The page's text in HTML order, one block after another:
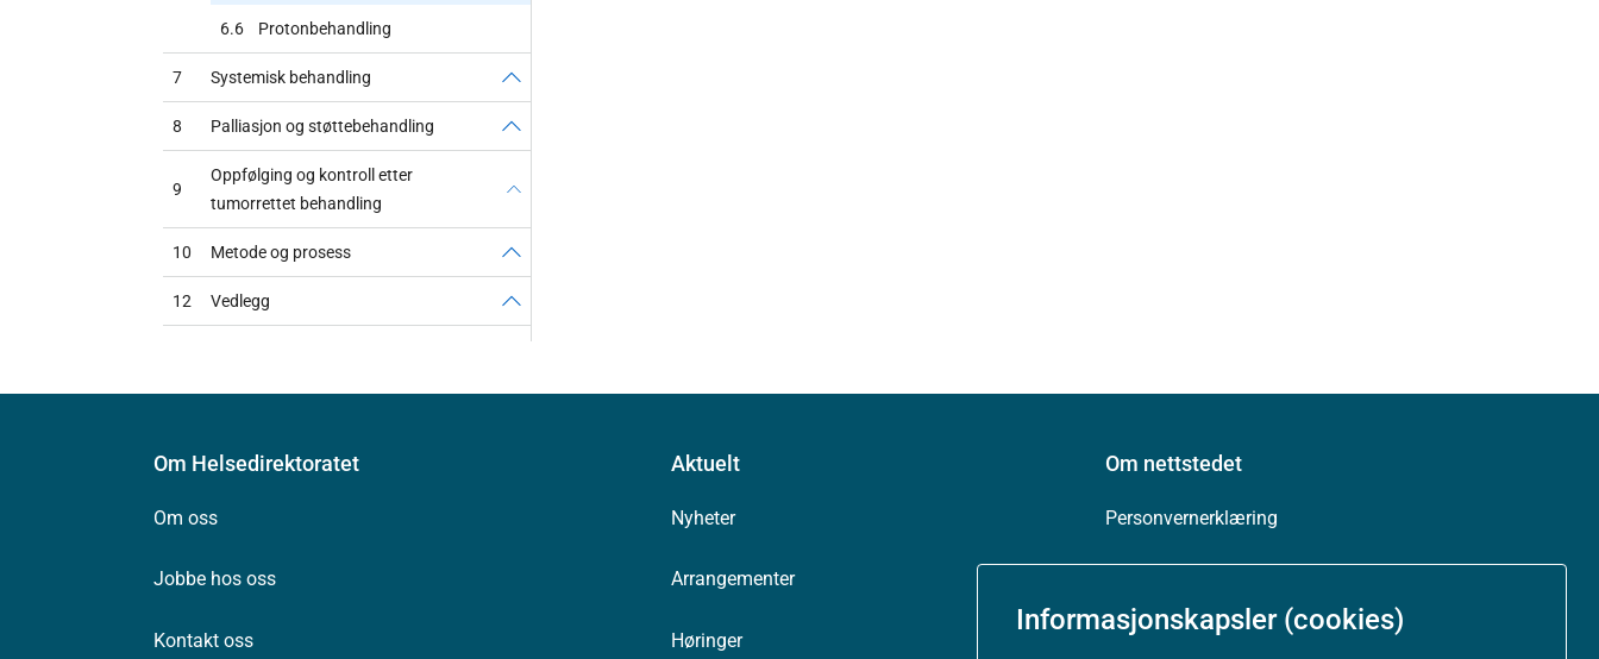
Informasjonskapsler (cookies)
6.6 Protonbehandling
7 Systemisk behandling
8 Palliasjon og støttebehandling
9
Oppfølging og kontroll etter
tumorrettet behandling
10 Metode og prosess
12 Vedlegg
Om Helsedirektoratet
Om oss
Jobbe hos oss
Kontakt oss
Aktuelt
Nyheter
Arrangementer
Høringer
Om nettstedet
Personvernerklæring
Besøksstatistikk og informasjonskapsler